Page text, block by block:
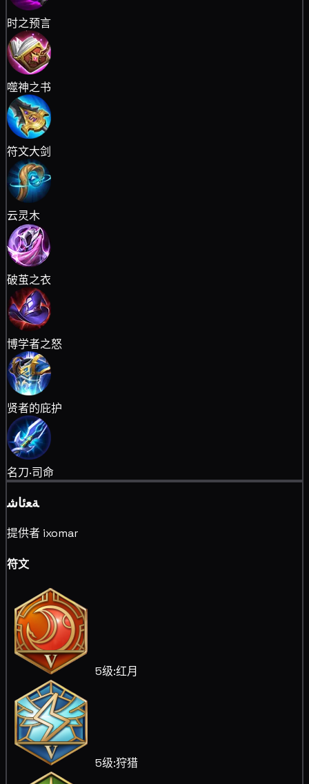
时之预言
噬神之书
符文大剑
云灵木
破茧之衣
博学者之怒
贤者的庇护
名刀·司命
ﺔﻌﺋﺎﺷ
提供者 ixomar
符文
5级:红月
5级:狩猎